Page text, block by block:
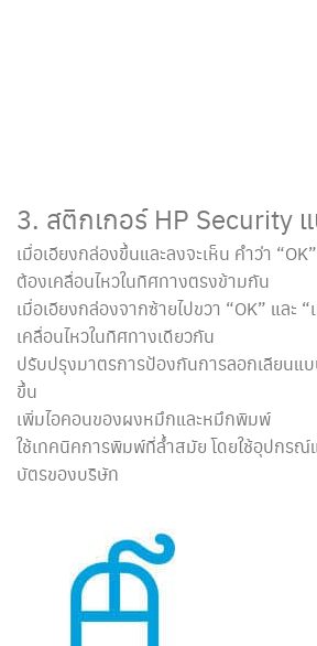
3. สติกเกอร์ HP Security
เมื่อเอียงกล่องขึ้นและลงจะเห็น คำว่า
ต้องเคลื่อนไหวในทิศทางตรงข้ามกัน
เมื่อเอียงกล่องจากซ้ายไปขวา “OK” และ
เคลื่อนไหวในทิศทางเดียวกัน
ปรับปรุงมาตรการป้องกันการลอกเลียนแบ
ขึ้น
เพิ่มไอคอนของผงหมึกและหมึกพิมพ์
ใช้เทคนิคการพิมพ์ที่ล้ำสมัย โดยใช้อุปกร
บัตรของบริษัท